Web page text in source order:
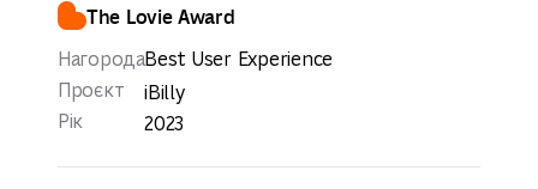
The Lovie Award
НагородаBest User Experience
Проєкт
iBilly
Рік
2023